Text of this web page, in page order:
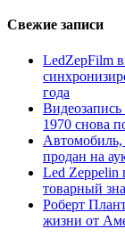
Свежие записи
LedZepFilm
года
1970 снова
Автомобиль,
продан на
Led Zeppelin
товарный
Роберт
жизни от